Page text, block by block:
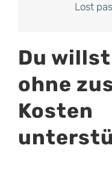
Lost
Du
ohne
Kosten